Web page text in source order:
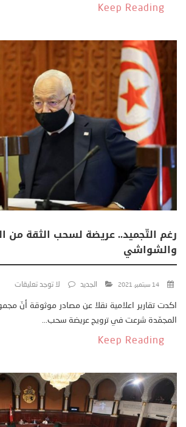
Keep Reading
رغم التّجميد.. عريضة لسحب الثقة من
والشواشي
14 سبتمبر، 2021 الجديد لا توجد تعليقات
اكدت تقارير اعلامية نقلا عن مصادر موثوقة أنّ
المجمّدة شرعت في ترويج عريضة سحب...
Keep Reading